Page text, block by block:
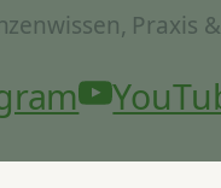
Praxis